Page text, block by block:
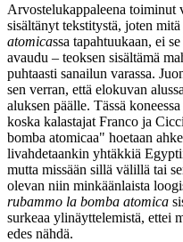
Arvostelukappaleena toiminut
sisältänyt tekstitystä, joten
atomicassa tapahtuukaan, ei
avaudu – teoksen sisältämä
puhtaasti sanailun varassa.
sen verran, että elokuvan
aluksen päälle. Tässä
koska kalastajat Franco ja
bomba atomicaa" hoetaan
livahdetaankin yhtäkkiä
mutta missään sillä välillä tai
olevan niin minkäänlaista
rubammo la bomba atomica
surkeaa ylinäyttelemistä, ettei
edes nähdä.